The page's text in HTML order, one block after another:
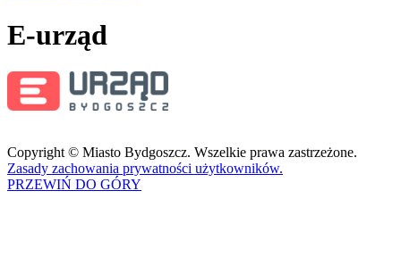
E-urząd
Copyright © Miasto Bydgoszcz. Wszelkie prawa zastrzeżone.
Zasady zachowania prywatności użytkowników.
PRZEWIŃ DO GÓRY